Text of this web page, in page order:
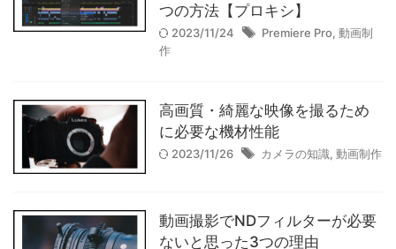
LANTHAR35mm F2
Asphericalで撮影した写真たち
【高原】人生で一度は見たい、
長野の絶景旅｜長門・霧ヶ峰・
原村（八ヶ岳）
【作例】voigtlander(フォクト
つの方法【プロキシ】
2023/11/24 Premiere Pro, 動画制
作
高画質・綺麗な映像を撮るため
に必要な機材性能
2023/11/26 カメラの知識, 動画制作
動画撮影でNDフィルターが必要
ないと思った3つの理由